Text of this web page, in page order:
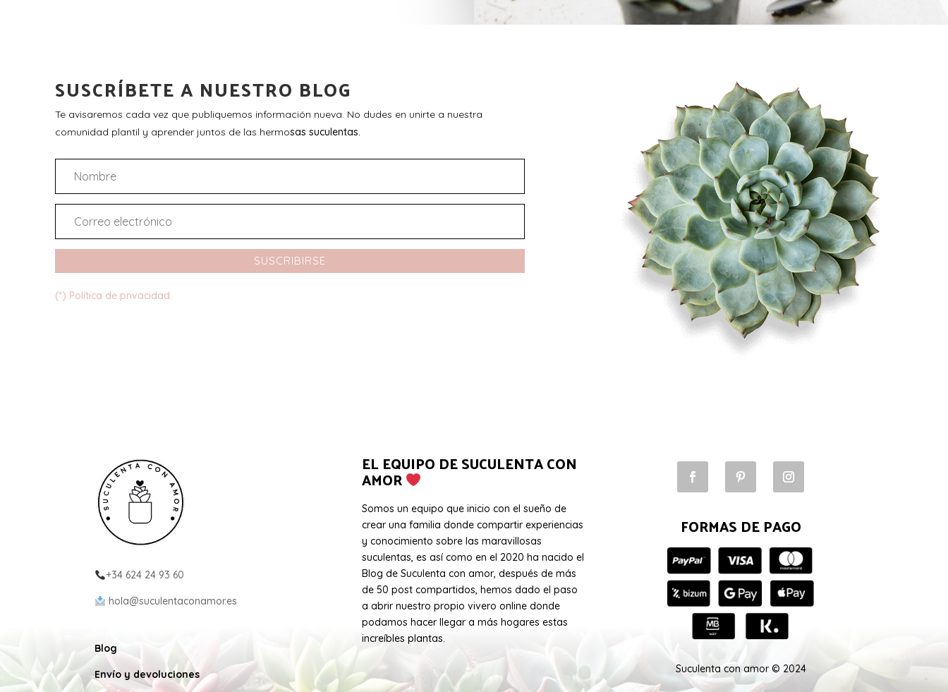
SUSCRÍBETE A NUESTRO BLOG
Te avisaremos cada vez que publiquemos información nueva. No dudes en unirte a nuestra
comunidad plantil y aprender juntos de las hermosas suculentas.
SUSCRIBIRSE
(*) Política de privacidad.
+34 624 24 93 60
hola@suculentaconamor.es
Blog
Envío y devoluciones
EL EQUIPO DE SUCULENTA CON
AMOR
Somos un equipo que inicio con el sueño de
crear una familia donde compartir experiencias
y conocimiento sobre las maravillosas
suculentas, es así como en el 2020 ha nacido el
Blog de Suculenta con amor, después de más
de 50 post compartidos, hemos dado el paso
a abrir nuestro propio vivero online donde
podamos hacer llegar a más hogares estas
increíbles plantas.
FORMAS DE PAGO
Suculenta con amor © 2024